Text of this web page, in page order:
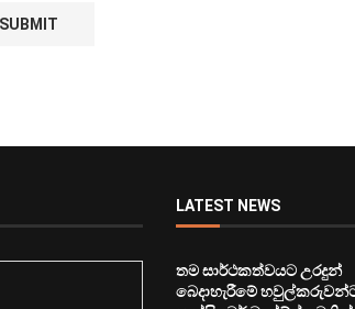
LATEST NEWS
තම සාර්ථකත්වයට උරදුන්
බෙදාහැරීමේ